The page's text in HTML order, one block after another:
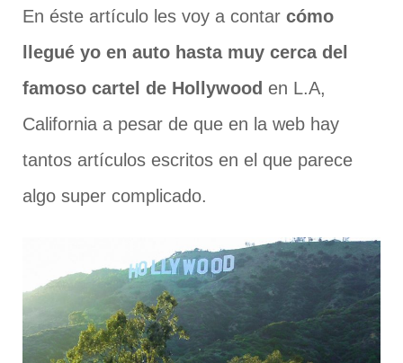
En éste artículo les voy a contar cómo
llegué yo en auto hasta muy cerca del
famoso cartel de Hollywood en L.A,
California a pesar de que en la web hay
tantos artículos escritos en el que parece
algo super complicado.